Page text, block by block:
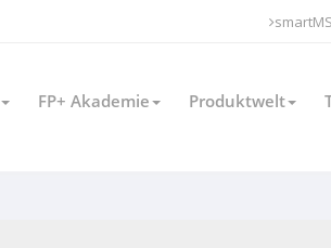
FP+ Akademie Produktwelt